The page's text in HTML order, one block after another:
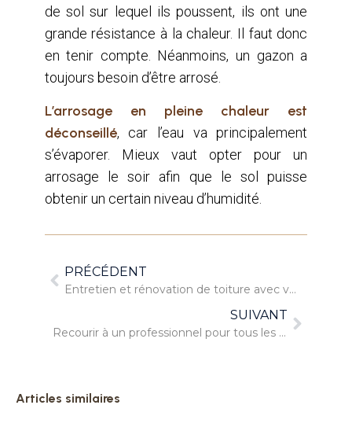
de sol sur lequel ils poussent, ils ont une
grande résistance à la chaleur. Il faut donc
en tenir compte. Néanmoins, un gazon a
toujours besoin d’être arrosé.
L’arrosage en pleine chaleur est
déconseillé, car l’eau va principalement
s’évaporer. Mieux vaut opter pour un
arrosage le soir afin que le sol puisse
obtenir un certain niveau d’humidité.
PRÉCÉDENT
Entretien et rénovation de toiture avec votre artisan
SUIVANT
Recourir à un professionnel pour tous les travaux de plomberie
Articles similaires